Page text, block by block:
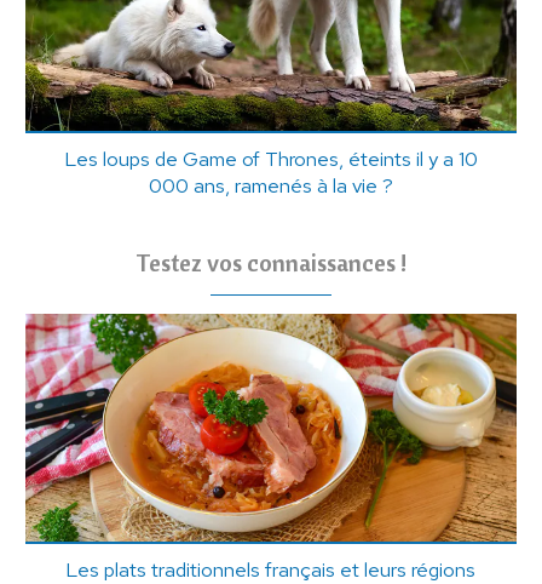
Les loups de Game of Thrones, éteints il y a 10
000 ans, ramenés à la vie ?
Testez vos connaissances !
Les plats traditionnels français et leurs régions